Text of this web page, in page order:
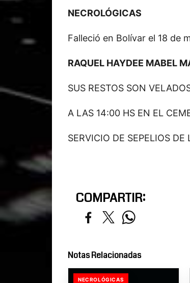
NECROLÓGICAS
Falleció en Bolívar el 18 de
RAQUEL HAYDEE MABEL
SUS RESTOS SON
A LAS 14:00 HS EN EL
SERVICIO DE SEPELIOS
COMPARTIR:
Notas Relacionadas
NECROLÓGICAS